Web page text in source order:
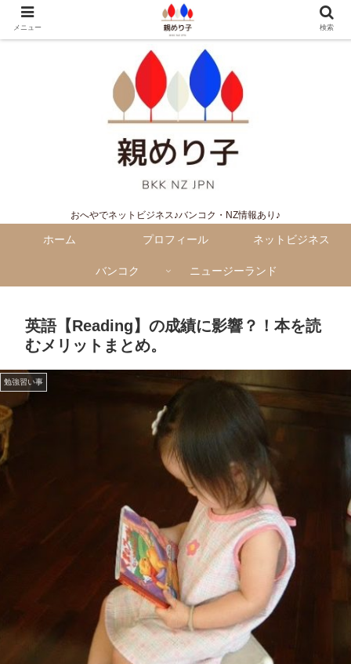
おへやでネットビジネス♪バンコク・NZ情報あり♪
ホーム プロフィール ネットビジネス
バンコク ニュージーランド
英語【Reading】の成績に影響？！本を読
むメリットまとめ。
勉強習い事
メニュー 検索